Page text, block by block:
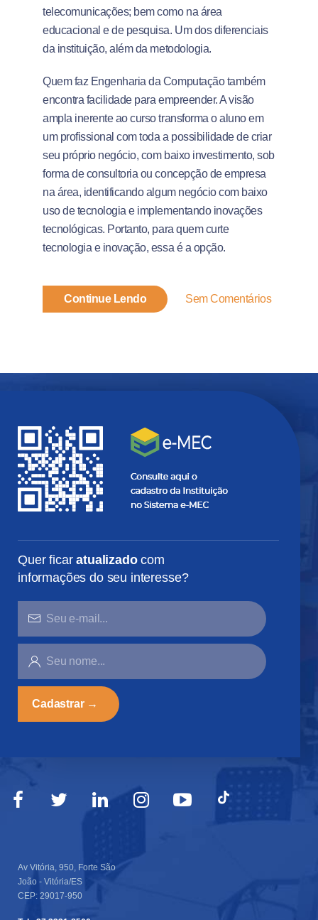
telecomunicações; bem como na área
educacional e de pesquisa. Um dos diferenciais
da instituição, além da metodologia.
Quem faz Engenharia da Computação também
encontra facilidade para empreender. A visão
ampla inerente ao curso transforma o aluno em
um profissional com toda a possibilidade de criar
seu próprio negócio, com baixo investimento, sob
forma de consultoria ou concepção de empresa
na área, identificando algum negócio com baixo
uso de tecnologia e implementando inovações
tecnológicas. Portanto, para quem curte
tecnologia e inovação, essa é a opção.
Continue Lendo Sem Comentários
Quer ficaratualizadocom
informações do seu interesse?
SEU
MAIL...
SEU
Av Vitória, 950, Forte São
João - Vitória/ES
CEP: 29017-950